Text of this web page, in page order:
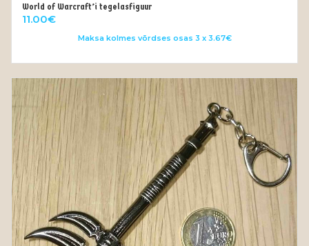
LISA KORVI
World of Warcraft’i tegelasfiguur
11.00€
Maksa kolmes võrdses osas 3 x 3.67€